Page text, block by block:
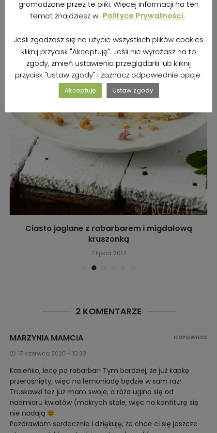
Ciasto jaglane z rabarbarem i migdałową
kruszonką
7 lipca 2017
2 KOMENTARZE
MARZYNIA MAMCIA
17 czerwca 2020 - 10:33
Kasieńko, lecę po rabarbar! Tym bardziej, że już kapkę
przerośnięty, więc na lemoniadę będzie w sam raz!
Truskawki tez już mam swoje, a róża ugina się od
nadmiaru kwiatów (mokrych stale, więc na konfiturę się
nie nadają
Pozdrawiam serdecznie i dziękuję, że chce ci się jeszcze
ODPOWIEDZ
gromadzone przez te pliki. Więcej informacji na ten
temat znajdziesz w Polityce Prywatności.
Jeśli zgadzasz się na użycie wszystkich plików cookies
kliknij przycisk "Akceptuję". Jeśli nie wyrażasz na to
zgody, zmień ustawienia przeglądarki lub kliknij
przycisk "Ustaw zgody" i zaznacz odpowiednie opcje.
Akceptuję Ustaw zgody